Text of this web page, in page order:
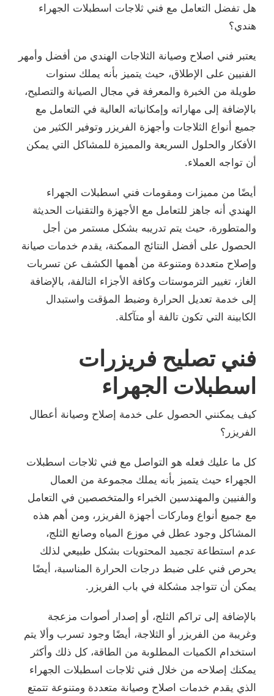
هل تفضل التعامل مع فني ثلاجات اسطبلات الجهراء
هندي؟
يعتبر فني اصلاح وصيانة الثلاجات الهندي من أفضل وأمهر
الفنيين على الإطلاق، حيث يتميز بأنه يملك سنوات
طويلة من الخبرة والمعرفة في مجال الصيانة والتصليح،
بالإضافة إلى مهاراته وإمكانياته العالية في التعامل مع
جميع أنواع الثلاجات وأجهزة الفريزر وتوفير الكثير من
الأفكار والحلول السريعة والمميزة للمشاكل التي يمكن
أن تواجه العملاء.
أيضًا من مميزات ومقومات فني اسطبلات الجهراء
الهندي أنه جاهز للتعامل مع الأجهزة والتقنيات الحديثة
والمتطورة، حيث يتم تدريبه بشكل مستمر من أجل
الحصول على أفضل النتائج الممكنة، يقدم خدمات صيانة
وإصلاح متعددة ومتنوعة من أهمها الكشف عن تسربات
الغاز، تغيير الترموستات وكافة الأجزاء التالفة، بالإضافة
إلى خدمة تعديل الحرارة وضبط المؤقت واستبدال
الكابينة التي تكون تالفة أو متآكلة.
فني تصليح فريزرات
اسطبلات الجهراء
كيف يمكنني الحصول على خدمة إصلاح وصيانة أعطال
الفريزر؟
كل ما عليك فعله هو التواصل مع فني ثلاجات اسطبلات
الجهراء حيث يتميز بأنه يملك مجموعة من العمال
والفنيين والمهندسين الخبراء والمتخصصين في التعامل
مع جميع أنواع وماركات أجهزة الفريزر، ومن أهم هذه
المشاكل وجود عطل في موزع المياه وصانع الثلج،
عدم استطاعة تجميد المحتويات بشكل طبيعي لذلك
يحرص فني على ضبط درجات الحرارة المناسبة، أيضًا
يمكن أن تتواجد مشكلة في باب الفريزر.
بالإضافة إلى تراكم الثلج، أو إصدار أصوات مزعجة
وغريبة من الفريزر أو الثلاجة، أيضًا وجود تسرب وألا يتم
استخدام الكميات المطلوبة من الطاقة، كل ذلك وأكثر
يمكنك إصلاحه من خلال فني ثلاجات اسطبلات الجهراء
الذي يقدم خدمات اصلاح وصيانة متعددة ومتنوعة تتمتع